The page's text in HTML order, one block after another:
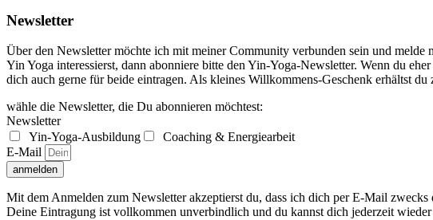
Newsletter
Über den Newsletter möchte ich mit meiner Community verbunden sein und
Yin Yoga interessierst, dann abonniere bitte den Yin-Yoga-Newsletter. Wenn du
dich auch gerne für beide eintragen. Als kleines Willkommens-Geschenk erhältst
wähle die Newsletter, die Du abonnieren möchtest:
Newsletter
Yin-Yoga-Ausbildung
Coaching & Energiearbeit
E-Mail
anmelden
Mit dem Anmelden zum Newsletter akzeptierst du, dass ich dich per E-Mail
Deine Eintragung ist vollkommen unverbindlich und du kannst dich jederzeit